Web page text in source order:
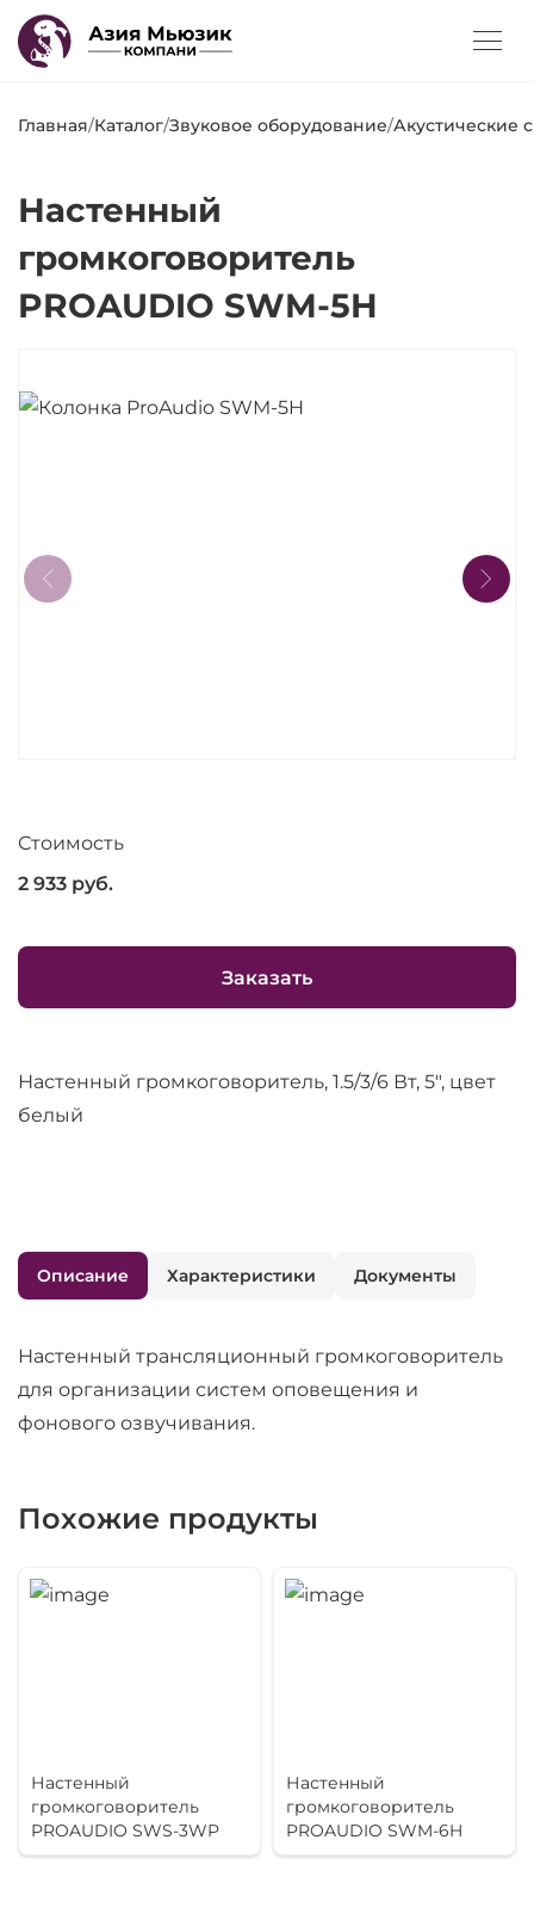
Главная/Каталог/Звуковое оборудование/Акустические
Настенный
громкоговоритель
PROAUDIO SWM-5H
Стоимость
2 933 руб.
Заказать
Настенный громкоговоритель, 1.5/3/6 Вт, 5", цвет
белый
Описание Характеристики Документы
Настенный трансляционный громкоговоритель
для организации систем оповещения и
фонового озвучивания.
Похожие продукты
Настенный
громкоговоритель
PROAUDIO SWS-3WP
Настенный
громкоговоритель
PROAUDIO SWM-6H